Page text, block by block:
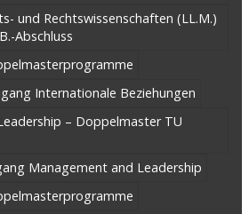
und Rechtswissenschaften (LL.M.)
Abschluss
Internationale Beziehungen
– Doppelmaster TU
Management and Leadership